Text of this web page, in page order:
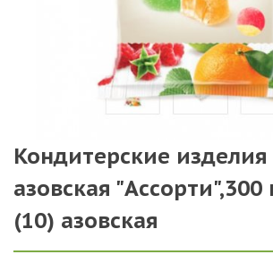
Кондитерские
азовская "Ассорти",300
(10) азовская